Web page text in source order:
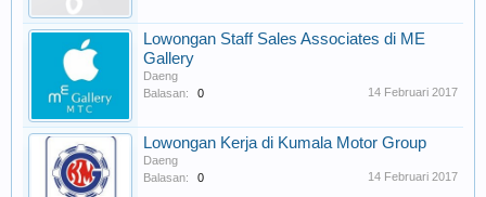
Lowongan Staff Sales Associates di ME
Gallery
Daeng
Balasan:
0 14 Februari 2017
Lowongan Kerja di Kumala Motor Group
Daeng
Balasan:
0 14 Februari 2017